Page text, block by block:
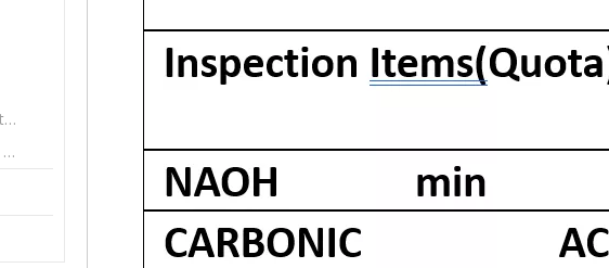
Produits chimiques pour le traitement de l'eau
Acétates et autres produits chimiques en vrac